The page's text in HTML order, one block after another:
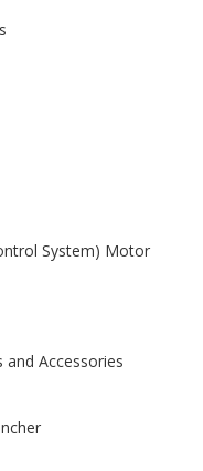
System) Motor
and Accessories